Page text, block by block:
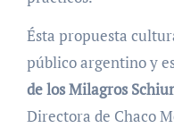
Ésta propuesta
público argentino y
de los Milagros
Directora de Chaco